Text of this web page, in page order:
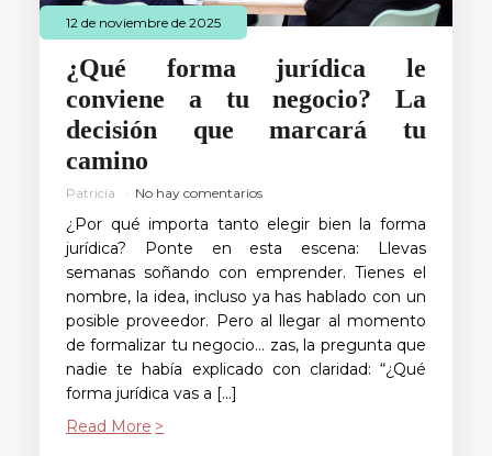
12 de noviembre de 2025
¿Qué forma jurídica le
conviene a tu negocio? La
decisión que marcará tu
camino
Patricia No hay comentarios
¿Por qué importa tanto elegir bien la forma
jurídica? Ponte en esta escena: Llevas
semanas soñando con emprender. Tienes el
nombre, la idea, incluso ya has hablado con un
posible proveedor. Pero al llegar al momento
de formalizar tu negocio… zas, la pregunta que
nadie te había explicado con claridad: “¿Qué
forma jurídica vas a […]
Read More